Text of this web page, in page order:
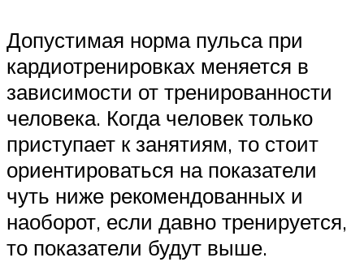
Допустимая норма пульса при
кардиотренировках меняется в
зависимости от тренированности
человека. Когда человек только
приступает к занятиям, то стоит
ориентироваться на показатели
чуть ниже рекомендованных и
наоборот, если давно тренируется,
то показатели будут выше.